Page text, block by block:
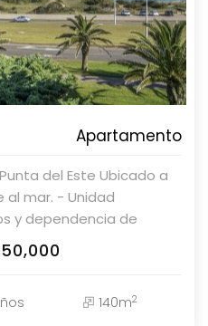
de tennis. Además,
y servicio de
y piscina
que cada día sea una
& Asociados
Apartamento
del Este Ubicado a
al mar. - Unidad
y dependencia de
- Living y comedor. -
vidriado. -
asesores en Parolin
140m2